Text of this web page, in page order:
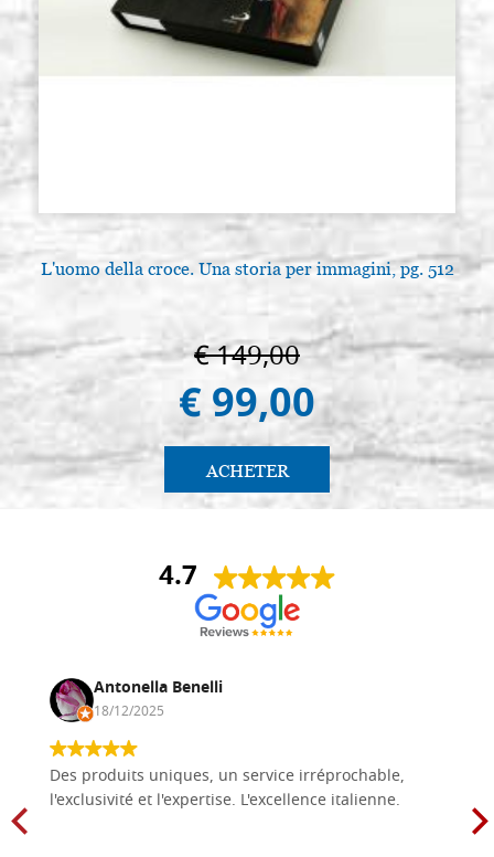
L'uomo della croce. Una storia per immagini, pg. 512
€ 149,00
€ 99,00
ACHETER
4.7
Antonella Benelli
18/12/2025
Des produits uniques, un service irréprochable,
l'exclusivité et l'expertise. L'excellence italienne.